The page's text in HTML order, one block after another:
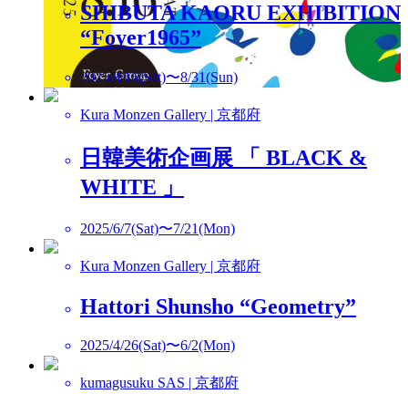
SHIBUTA KAORU EXHIBITION
“Foyer1965”
2025/8/16(Sat)〜8/31(Sun)
Kura Monzen Gallery | 京都府
日韓美術企画展 「 BLACK &
WHITE 」
2025/6/7(Sat)〜7/21(Mon)
Kura Monzen Gallery | 京都府
Hattori Shunsho “Geometry”
2025/4/26(Sat)〜6/2(Mon)
kumagusuku SAS | 京都府